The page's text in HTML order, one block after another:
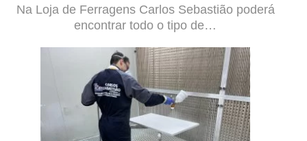
Na Loja de Ferragens Carlos Sebastião poderá
encontrar todo o tipo de…